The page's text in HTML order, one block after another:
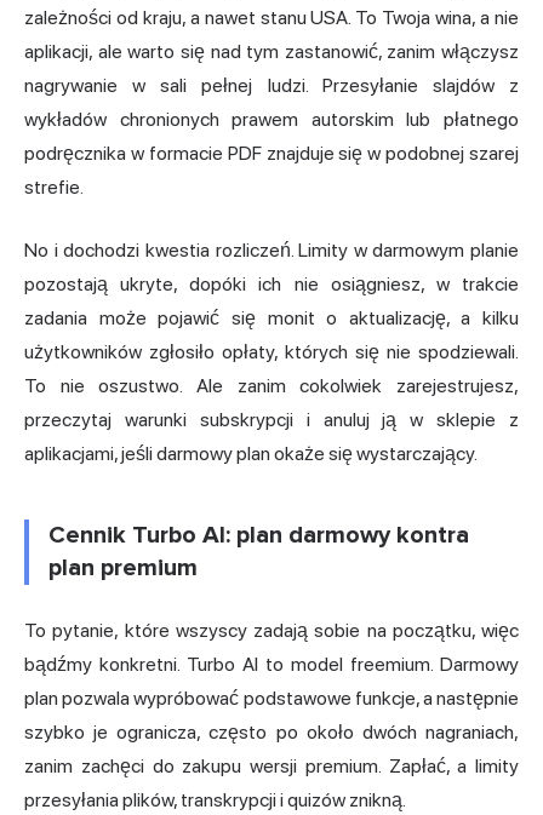
zależności od kraju, a nawet stanu USA. To Twoja wina, a nie
aplikacji, ale warto się nad tym zastanowić, zanim włączysz
nagrywanie w sali pełnej ludzi. Przesyłanie slajdów z
wykładów chronionych prawem autorskim lub płatnego
podręcznika w formacie PDF znajduje się w podobnej szarej
strefie.
No i dochodzi kwestia rozliczeń. Limity w darmowym planie
pozostają ukryte, dopóki ich nie osiągniesz, w trakcie
zadania może pojawić się monit o aktualizację, a kilku
użytkowników zgłosiło opłaty, których się nie spodziewali.
To nie oszustwo. Ale zanim cokolwiek zarejestrujesz,
przeczytaj warunki subskrypcji i anuluj ją w sklepie z
aplikacjami, jeśli darmowy plan okaże się wystarczający.
Cennik Turbo AI: plan darmowy kontra
plan premium
To pytanie, które wszyscy zadają sobie na początku, więc
bądźmy konkretni. Turbo AI to model freemium. Darmowy
plan pozwala wypróbować podstawowe funkcje, a następnie
szybko je ogranicza, często po około dwóch nagraniach,
zanim zachęci do zakupu wersji premium. Zapłać, a limity
przesyłania plików, transkrypcji i quizów znikną.